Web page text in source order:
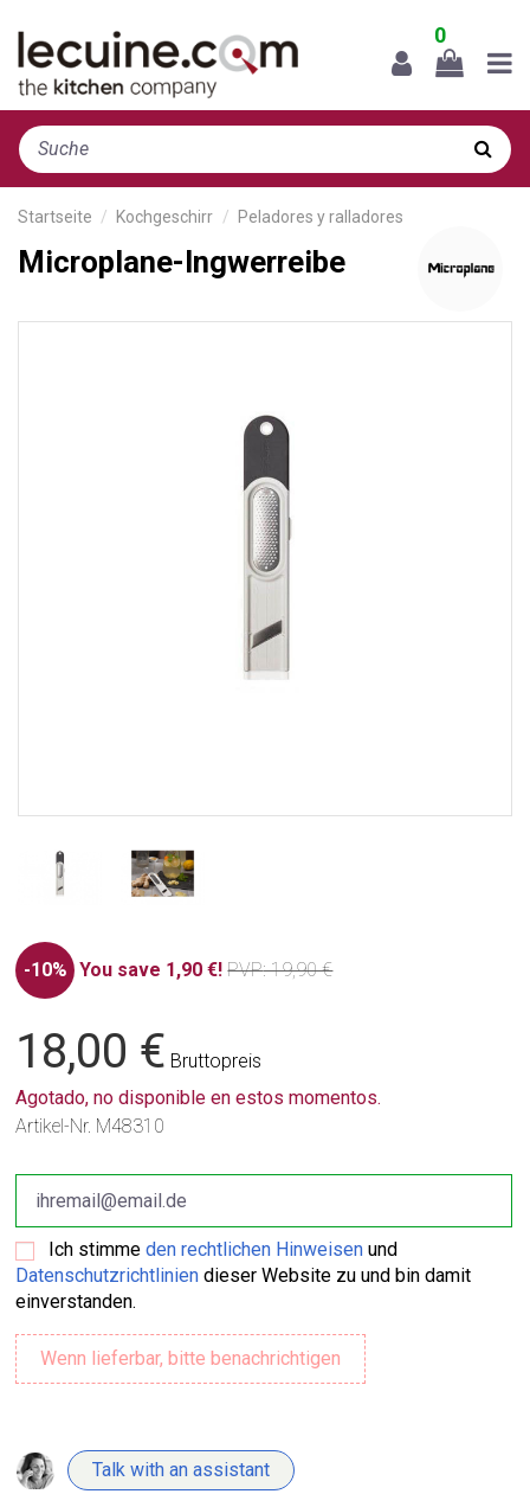
0
Startseite Kochgeschirr Peladores y ralladores
Microplane-Ingwerreibe
-10% You save 1,90 €! PVP: 19,90 €
18,00 € Bruttopreis
Agotado, no disponible en estos momentos.
Artikel-Nr. M48310
Ich stimmeden rechtlichen Hinweisen und
Datenschutzrichtlinien dieser Website zu und bin damit
einverstanden.
Talk with an assistant